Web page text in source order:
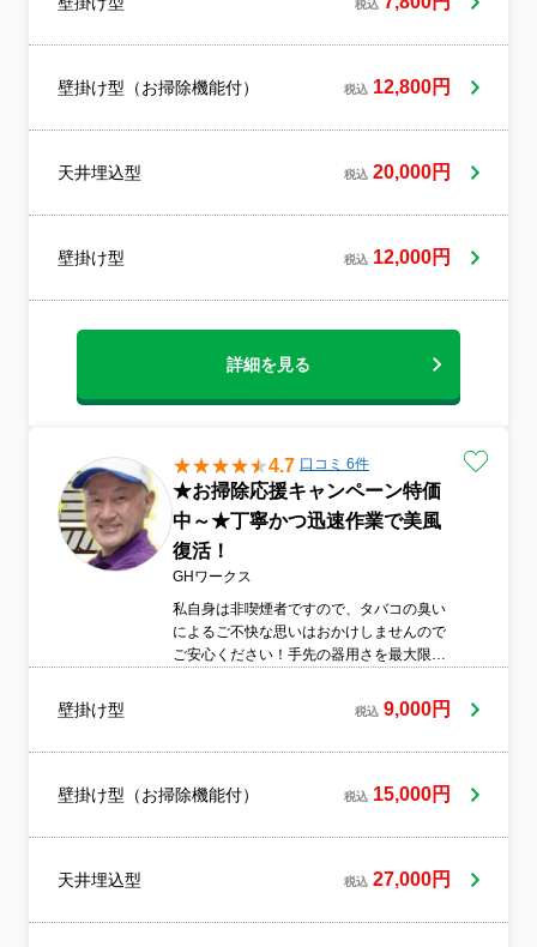
ついて】室内機だけでなく室外機も合わせ
メリットがございます。・エアコンの効果
ニングでは、アルミフィンの洗浄を行いま
す。【作業時間の目安】・通常タイプ：60
税込
壁掛け型（お掃除機能付） 税込 12,800円
天井埋込型 税込 20,000円
壁掛け型 税込 12,000円
詳細を見る
4.7 口コミ 6件
★お掃除応援キャンペーン特価
中～★丁寧かつ迅速作業で美風
復活！
GHワークス
私自身は非喫煙者ですので、タバコの臭い
によるご不快な思いはおかけしませんので
ご安心ください！手先の器用さを最大限に
壁掛け型 税込 9,000円
壁掛け型（お掃除機能付） 税込 15,000円
天井埋込型 税込 27,000円